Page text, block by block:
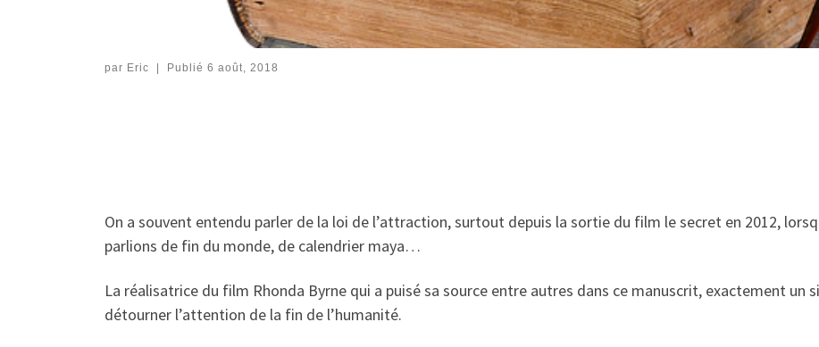
par Eric Publié 6 août, 2018
On a souvent entendu parler de la loi de l’attraction, surtout depuis la sortie du film le secret en 2012,
parlions de fin du monde, de calendrier maya…
La réalisatrice du film Rhonda Byrne qui a puisé sa source entre autres dans ce manuscrit, exactement un
détourner l’attention de la fin de l’humanité.